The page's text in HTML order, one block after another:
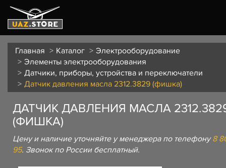
Главная Каталог
Электрооборудование
Элементы электрооборудования
Датчики, приборы, устройства и переключатели
Датчик давления масла 2312.3829 (фишка)
ДАТЧИК ДАВЛЕНИЯ МАСЛА
(ФИШКА)
Цену и наличие уточняйте у менеджера по телефону8
95. Звонок по России бесплатный.